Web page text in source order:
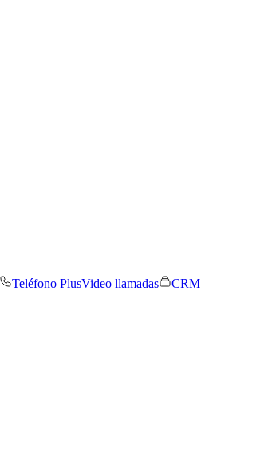
Teléfono PlusVideo llamadas
CRM